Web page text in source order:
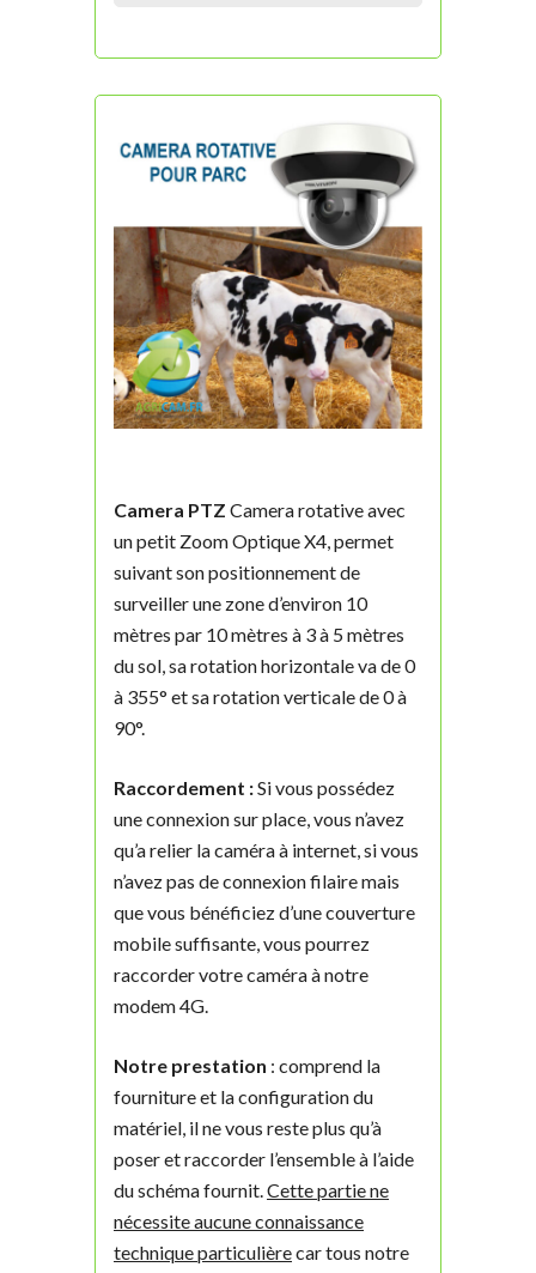
Camera PTZ Camera rotative avec
un petit Zoom Optique X4, permet
suivant son positionnement de
surveiller une zone d’environ 10
mètres par 10 mètres à 3 à 5 mètres
du sol, sa rotation horizontale va de 0
à 355° et sa rotation verticale de 0 à
90°.
Raccordement :Si vous possédez
une connexion sur place, vous n’avez
qu’a relier la caméra à internet, si vous
n’avez pas de connexion filaire mais
que vous bénéficiez d’une couverture
mobile suffisante, vous pourrez
raccorder votre caméra à notre
modem 4G.
Notre prestation : comprend la
fourniture et la configuration du
matériel, il ne vous reste plus qu’à
poser et raccorder l’ensemble à l’aide
du schéma fournit. Cette partie ne
nécessite aucune connaissance
technique particulièrecar tous notre